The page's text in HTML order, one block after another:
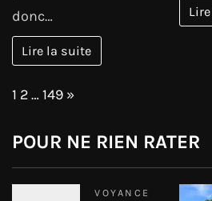
donc…
Lire la suite
Page:
1 2…149 Next
»
POUR NE RIEN RATER
VOYANCE